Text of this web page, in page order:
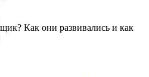
Как они развивались и как